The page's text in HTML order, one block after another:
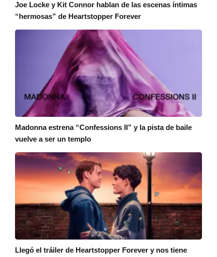
Joe Locke y Kit Connor hablan de las escenas íntimas
“hermosas” de Heartstopper Forever
Madonna estrena “Confessions II” y la pista de baile
vuelve a ser un templo
Llegó el tráiler de Heartstopper Forever y nos tiene